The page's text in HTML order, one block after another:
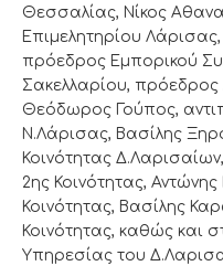
Θεσσαλίας, Νίκος
Επιμελητηρίου
πρόεδρος Εμπορικού
Σακελλαρίου, πρόεδρος
Θεόδωρος Γούπος,
Ν.Λάρισας, Βασίλης
Κοινότητας
2ης Κοινότητας,
Κοινότητας, Βασίλης
Κοινότητας, καθώς και
Υπηρεσίας του